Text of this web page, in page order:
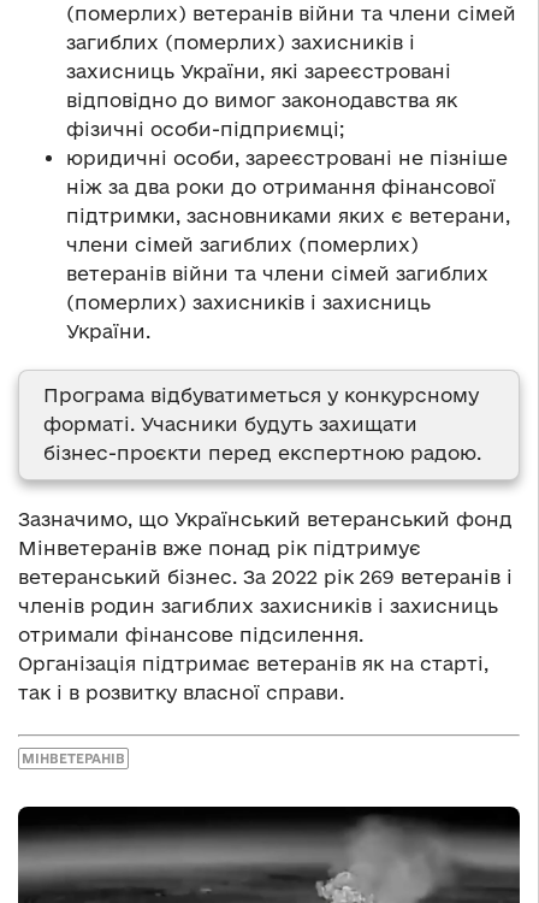
(померлих) ветеранів війни та члени сімей
загиблих (померлих) захисників і
захисниць України, які зареєстровані
відповідно до вимог законодавства як
фізичні особи-підприємці;
юридичні особи, зареєстровані не пізніше
ніж за два роки до отримання фінансової
підтримки, засновниками яких є ветерани,
члени сімей загиблих (померлих)
ветеранів війни та члени сімей загиблих
(померлих) захисників і захисниць
України.
Програма відбуватиметься у конкурсному
форматі. Учасники будуть захищати
бізнес-проєкти перед експертною радою.
Зазначимо, що Український ветеранський фонд
Мінветеранів вже понад рік підтримує
ветеранський бізнес. За 2022 рік 269 ветеранів і
членів родин загиблих захисників і захисниць
отримали фінансове підсилення.
Організація підтримає ветеранів як на старті,
так і в розвитку власної справи.
МІНВЕТЕРАНІВ